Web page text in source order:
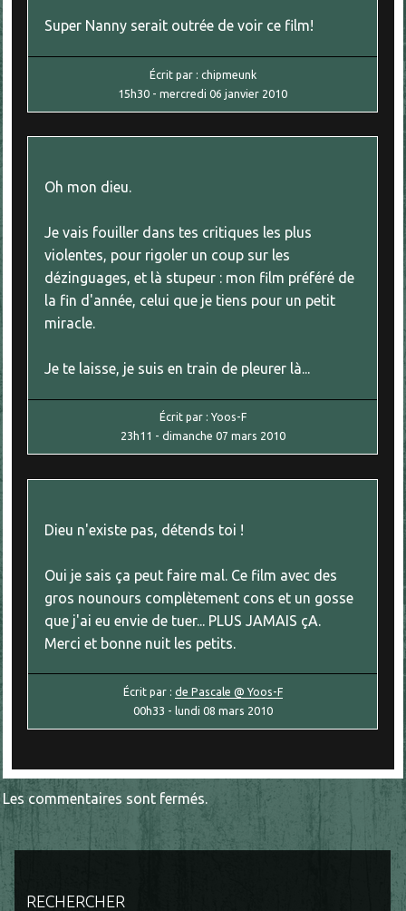
Super Nanny serait outrée de voir ce film!
Écrit par : chipmeunk
15h30 -mercredi 06 janvier 2010
Oh mon dieu.
Je vais fouiller dans tes critiques les plus
violentes, pour rigoler un coup sur les
dézinguages, et là stupeur : mon film préféré de
la fin d'année, celui que je tiens pour un petit
miracle.
Je te laisse, je suis en train de pleurer là...
Écrit par : Yoos-F
23h11 - dimanche 07 mars 2010
Dieu n'existe pas, détends toi !
Oui je sais ça peut faire mal. Ce film avec des
gros nounours complètement cons et un gosse
que j'ai eu envie de tuer... PLUS JAMAIS çA.
Merci et bonne nuit les petits.
Écrit par : de Pascale @ Yoos-F
00h33 - lundi 08 mars 2010
Les commentaires sont fermés.
RECHERCHER